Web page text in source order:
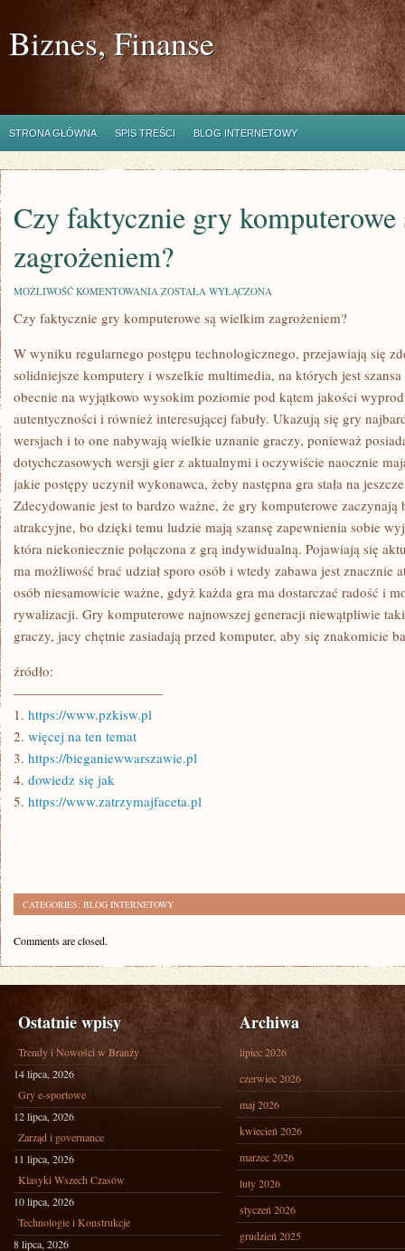
Biznes, Finanse
STRONA GŁÓWNA SPIS TREŚCI BLOG INTERNETOWY
Czy faktycznie gry
zagrożeniem?
MOŻLIWOŚĆ KOMENTOWANIA CZY
GRY
KOMPUTEROWE
WIELKIM
ZAGROŻENIEM?
ZOSTAŁA WYŁĄCZONA
Czy faktycznie gry komputerowe są wielkim zagrożeniem?
W wyniku regularnego postępu technologicznego, przejawiają się
solidniejsze komputery i wszelkie multimedia, na których jest
obecnie na wyjątkowo wysokim poziomie pod kątem jakości
autentyczności i również interesującej fabuły. Ukazują się gry
wersjach i to one nabywają wielkie uznanie graczy, ponieważ
dotychczasowych wersji gier z aktualnymi i oczywiście naocznie
jakie postępy uczynił wykonawca, żeby następna gra stała na
Zdecydowanie jest to bardzo ważne, że gry komputerowe zaczynają
atrakcyjne, bo dzięki temu ludzie mają szansę zapewnienia sobie
która niekoniecznie połączona z grą indywidualną. Pojawiają się
ma możliwość brać udział sporo osób i wtedy zabawa jest znacznie
osób niesamowicie ważne, gdyż każda gra ma dostarczać radość i
rywalizacji. Gry komputerowe najnowszej generacji niewątpliwie
graczy, jacy chętnie zasiadają przed komputer, aby się znakomicie
źródło:
———————————
1. https://www.pzkisw.pl
2. więcej na ten temat
3. https://bieganiewwarszawie.pl
4. dowiedz się jak
5. https://www.zatrzymajfaceta.pl
CATEGORIES: BLOG INTERNETOWY
Comments are closed.
Ostatnie wpisy
Trendy i Nowości w Branży
14 lipca, 2026
Gry e-sportowe
12 lipca, 2026
Zarząd i governance
11 lipca, 2026
Klasyki Wszech Czasów
10 lipca, 2026
Technologie i Konstrukcje
8 lipca, 2026
Archiwa
lipiec 2026
czerwiec 2026
maj 2026
kwiecień 2026
marzec 2026
luty 2026
styczeń 2026
grudzień 2025